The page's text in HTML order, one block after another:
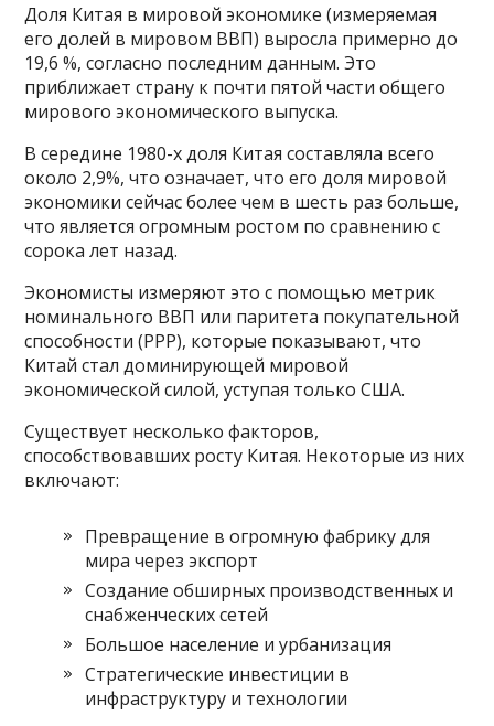
Доля Китая в мировой экономике (измеряемая
его долей в мировом ВВП) выросла примерно до
19,6 %, согласно последним данным. Это
приближает страну к почти пятой части общего
мирового экономического выпуска.
В середине 1980-х доля Китая составляла всего
около 2,9%, что означает, что его доля мировой
экономики сейчас более чем в шесть раз больше,
что является огромным ростом по сравнению с
сорока лет назад.
Экономисты измеряют это с помощью метрик
номинального ВВП или паритета покупательной
способности (PPP), которые показывают, что
Китай стал доминирующей мировой
экономической силой, уступая только США.
Существует несколько факторов,
способствовавших росту Китая. Некоторые из них
включают:
Превращение в огромную фабрику для
мира через экспорт
Создание обширных производственных и
снабженческих сетей
Большое население и урбанизация
Стратегические инвестиции в
инфраструктуру и технологии